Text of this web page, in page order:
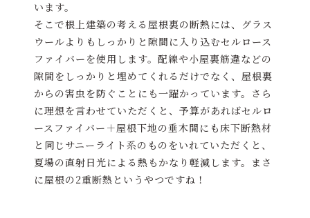
います。
そこで根上建築の考える屋根裏の断熱には、グラス
ウールよりもしっかりと隙間に入り込むセルロース
ファイバーを使用します。配線や小屋裏筋違などの
隙間をしっかりと埋めてくれるだけでなく、屋根裏
からの害虫を防ぐことにも一躍かっています。さら
に理想を言わせていただくと、予算があればセルロ
ースファイバー＋屋根下地の垂木間にも床下断熱材
と同じサニーライト系のものをいれていただくと、
夏場の直射日光による熱もかなり軽減します。まさ
に屋根の2重断熱というやつですね！